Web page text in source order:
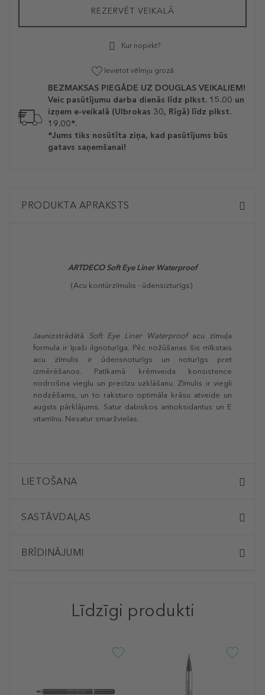
REZERVĒT VEIKALĀ
Kur nopirkt?
Ievietot vēlmju grozā
BEZMAKSAS PIEGĀDE UZ DOUGLAS VEIKALIEM!
Veic pasūtījumu darba dienās līdz plkst. 15.00 un
izņem e-veikalā (Ulbrokas 30, Rīgā) līdz plkst.
19.00*.
*Jums tiks nosūtīta ziņa, kad pasūtījums būs
gatavs saņemšanai!
PRODUKTA APRAKSTS
ARTDECO Soft Eye Liner Waterproof
(Acu kontūrzīmulis - ūdensizturīgs)
Jaunizstrādātā Soft Eye Liner Waterproofacu zīmuļa
formula ir īpaši ilgnoturīga. Pēc nožūšanas šis mīkstais
acu zīmulis ir ūdensnoturīgs un noturīgs pret
izmērēšanos. Patīkamā krēmveida konsistence
nodrošina vieglu un precīzu uzklāšanu. Zīmulis ir viegli
nodzēšams, un to raksturo optimāla krāsu atveide un
augsts pārklājums. Satur dabiskos antioksidantus un E
vitamīnu. Nesatur smaržvielas.
LIETOŠANA
SASTĀVDAĻAS
BRĪDINĀJUMI
Līdzīgi produkti